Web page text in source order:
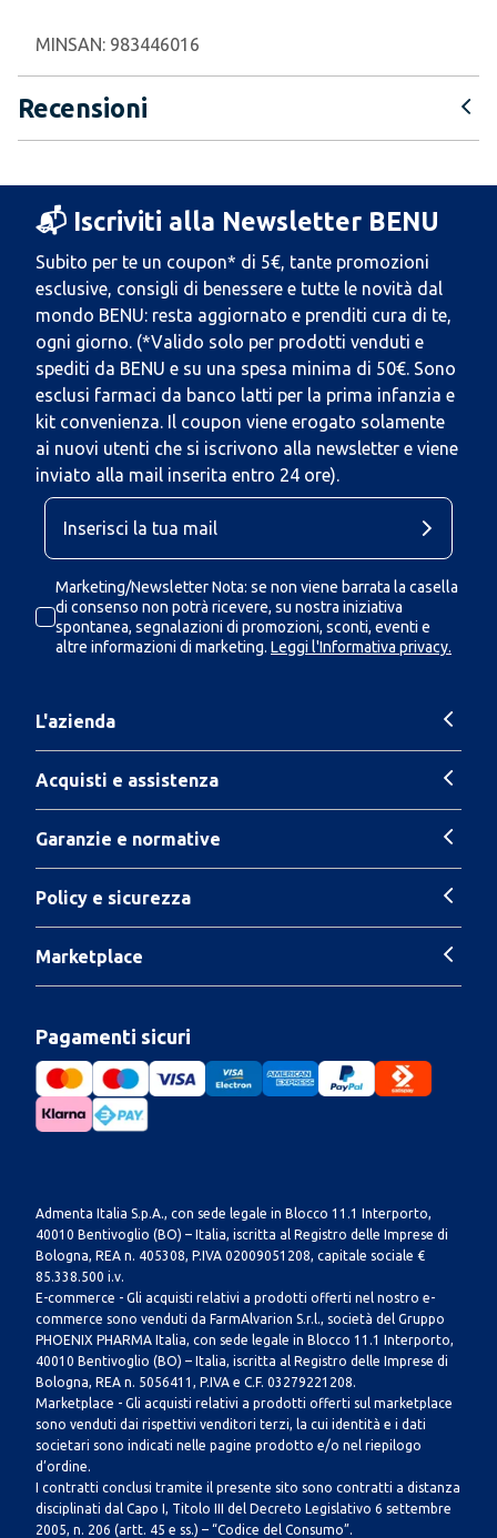
MINSAN: 983446016
Recensioni
📬 Iscriviti alla Newsletter BENU
Subito per te un coupon* di 5€, tante promozioni
esclusive, consigli di benessere e tutte le novità dal
mondo BENU: resta aggiornato e prenditi cura di te,
ogni giorno. (*Valido solo per prodotti venduti e
spediti da BENU e su una spesa minima di 50€. Sono
esclusi farmaci da banco latti per la prima infanzia e
kit convenienza. Il coupon viene erogato solamente
ai nuovi utenti che si iscrivono alla newsletter e viene
inviato alla mail inserita entro 24 ore).
Marketing/Newsletter Nota: se non viene barrata la casella
di consenso non potrà ricevere, su nostra iniziativa
spontanea, segnalazioni di promozioni, sconti, eventi e
altre informazioni di marketing. Leggi l'Informativa privacy.
L'azienda
Acquisti e assistenza
Garanzie e normative
Policy e sicurezza
Marketplace
Pagamenti sicuri
Admenta Italia S.p.A., con sede legale in Blocco 11.1 Interporto,
40010 Bentivoglio (BO) – Italia, iscritta al Registro delle Imprese di
Bologna, REA n. 405308, P.IVA 02009051208, capitale sociale €
85.338.500 i.v.
E-commerce - Gli acquisti relativi a prodotti offerti nel nostro e-
commerce sono venduti da FarmAlvarion S.r.l., società del Gruppo
PHOENIX PHARMA Italia, con sede legale in Blocco 11.1 Interporto,
40010 Bentivoglio (BO) – Italia, iscritta al Registro delle Imprese di
Bologna, REA n. 5056411, P.IVA e C.F. 03279221208.
Marketplace - Gli acquisti relativi a prodotti offerti sul marketplace
sono venduti dai rispettivi venditori terzi, la cui identità e i dati
societari sono indicati nelle pagine prodotto e/o nel riepilogo
d’ordine.
I contratti conclusi tramite il presente sito sono contratti a distanza
disciplinati dal Capo I, Titolo III del Decreto Legislativo 6 settembre
2005, n. 206 (artt. 45 e ss.) – “Codice del Consumo”.